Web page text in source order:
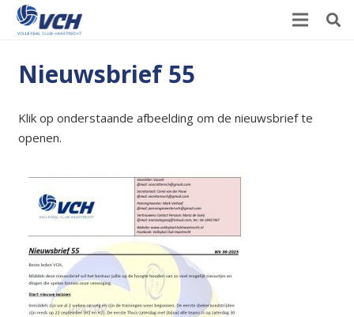
Nieuwsbrief 55
Klik op onderstaande afbeelding om de nieuwsbrief te
openen.